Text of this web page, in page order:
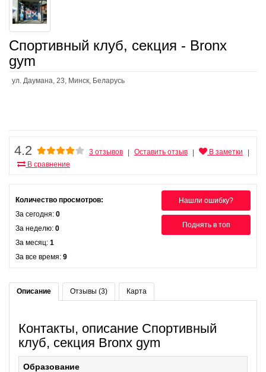
Спортивный клуб, секция - Bronx
gym
ул. Даумана, 23, Минск, Беларусь
4.2 3 отзывов Оставить отзыв В заметки
В сравнение
Нашли ошибку?
Поднять в топ
Количество просмотров:
За сегодня: 0
За неделю: 0
За месяц: 1
За все время: 9
Описание Отзывы (3) Карта
Контакты, описание Спортивный
клуб, секция Bronx gym
Образование